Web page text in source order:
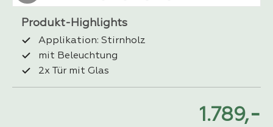
Applikation: Stirnholz
mit Beleuchtung
2x Tür mit Glas
1.789,-